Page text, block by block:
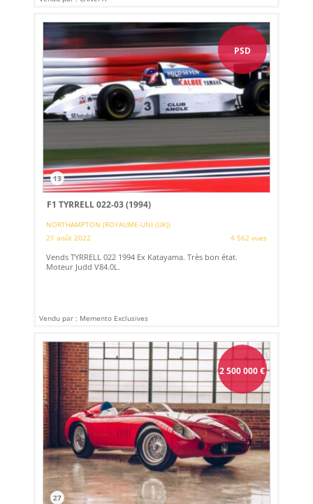
PSD
13
F1 TYRRELL 022-03 (1994)
NORTHAMPTON (ROYAUME-UNI (UK))
21 août 2022
4 562 vues
Vends TYRRELL 022 1994 Ex Katayama. Très bon état.
Moteur Judd V84.0L.
Vendu par : Memento Exclusives
2 500 000€
27